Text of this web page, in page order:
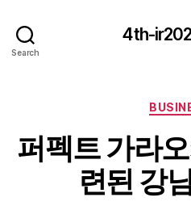
Search
4th-
퍼펙트 가라
련된 강